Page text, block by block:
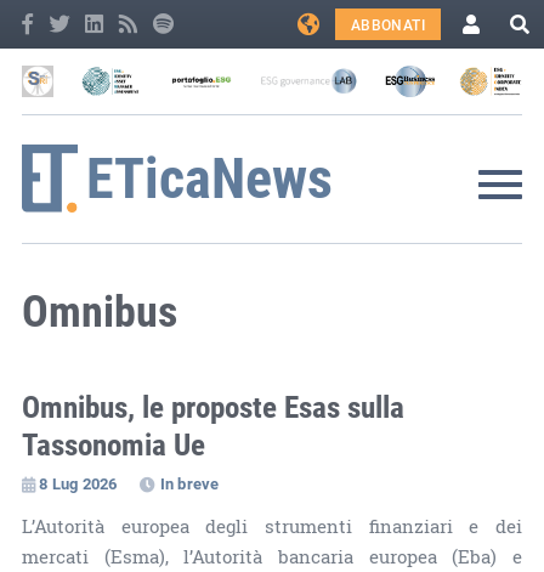
ABBONATI
Omnibus
Omnibus, le proposte Esas sulla
Tassonomia Ue
8 Lug 2026 In breve
L’Autorità europea degli strumenti finanziari e dei
mercati (Esma), l’Autorità bancaria europea (Eba) e